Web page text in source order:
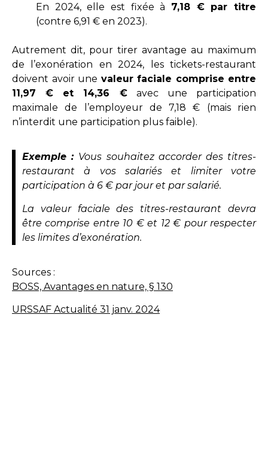
En 2024, elle est fixée à 7,18 € par titre
(contre 6,91 € en 2023).
Autrement dit, pour tirer avantage au maximum
de l’exonération en 2024, les tickets-restaurant
doivent avoir une valeur faciale comprise entre
11,97 € et 14,36 €avec une participation
maximale de l’employeur de 7,18 € (mais rien
n’interdit une participation plus faible).
Exemple : Vous souhaitez accorder des titres-
restaurant à vos salariés et limiter votre
participation à 6 € par jour et par salarié.
La valeur faciale des titres-restaurant devra
être comprise entre 10 € et 12 € pour respecter
les limites d’exonération.
Sources :
BOSS, Avantages en nature, § 130
URSSAF Actualité 31 janv. 2024